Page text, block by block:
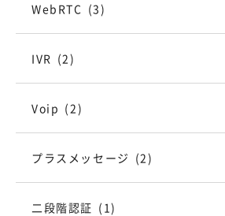
WebRTC (3)
IVR (2)
Voip (2)
プラスメッセージ (2)
二段階認証 (1)